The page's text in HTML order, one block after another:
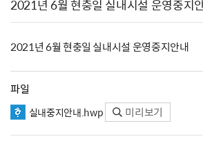
2021년 6월 현충일 실내시설 운영중지
2021년 6월 현충일 실내시설 운영중지안내
파일
실내중지안내.hwp 미리보기